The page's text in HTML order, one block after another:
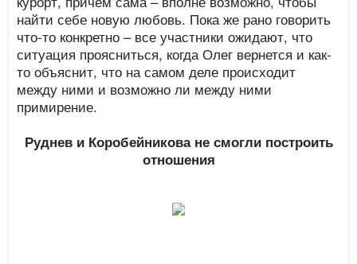
найти себе новую любовь. Пока же рано говорить
что-то конкретно – все участники ожидают, что
ситуация проясниться, когда Олег вернется и как-
то объяснит, что на самом деле происходит
между ними и возможно ли между ними
примирение.
Руднев и Коробейникова не смогли построить
отношения